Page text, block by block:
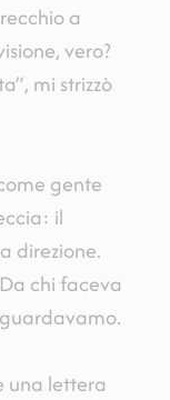
a
vero?
mi strizzò
gente
il
direzione.
chi faceva
una lettera